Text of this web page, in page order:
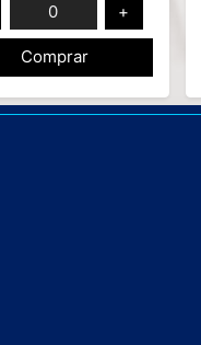
PWM 4P
0 +
Comprar